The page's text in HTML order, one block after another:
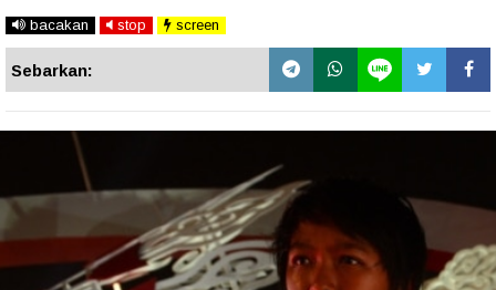
bacakan stop screen
Sebarkan: